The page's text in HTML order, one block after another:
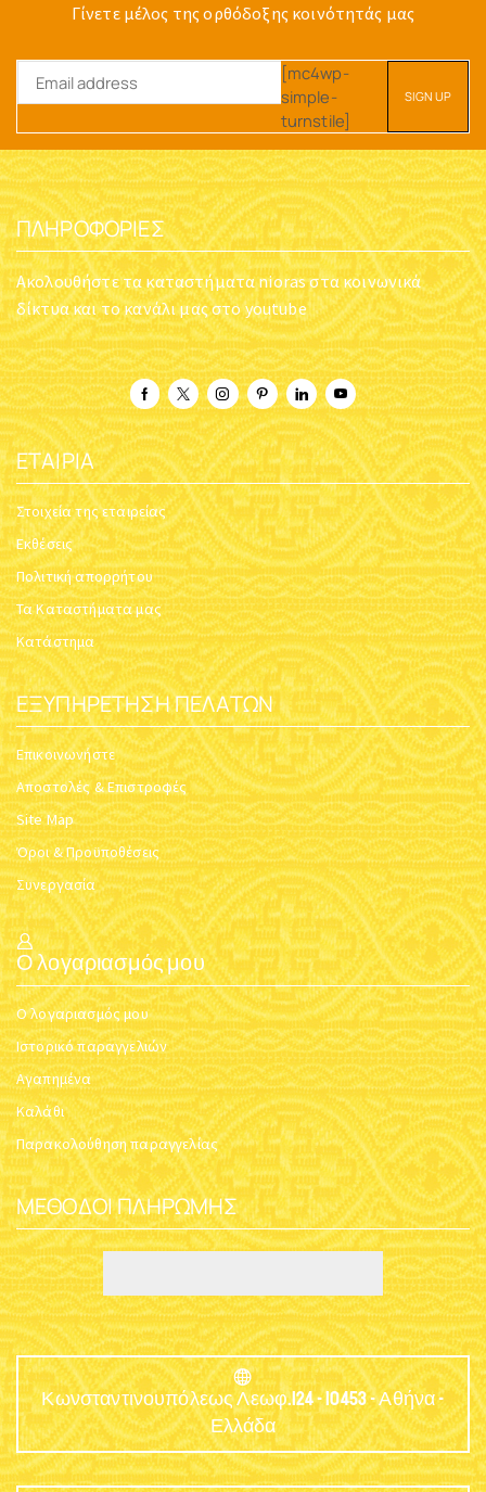
Γίνετε μέλος της ορθόδοξης κοινότητάς μας
[mc4wp-
simple-
turnstile]
ΠΛΗΡΟΦΟΡΊΕΣ
Ακολουθήστε τα καταστήματα nioras στα κοινωνικά
δίκτυα και το κανάλι μας στο youtube
ΕΤΑΙΡΊΑ
Στοιχεία της εταιρείας
Εκθέσεις
Πολιτική απορρήτου
Τα Καταστήματα μας
Κατάστημα
ΕΞΥΠΗΡΈΤΗΣΗ ΠΕΛΑΤΏΝ
Επικοινωνήστε
Αποστολές & Επιστροφές
Site Map
Όροι & Προϋποθέσεις
Συνεργασία
Ο λογαριασμός μου
Ο λογαριασμός μου
Ιστορικό παραγγελιών
Αγαπημένα
Καλάθι
Παρακολούθηση παραγγελίας
ΜΈΘΟΔΟΙ ΠΛΗΡΩΜΉΣ
Κωνσταντινουπόλεως Λεωφ.124 - 10453 - Αθήνα -
Ελλάδα